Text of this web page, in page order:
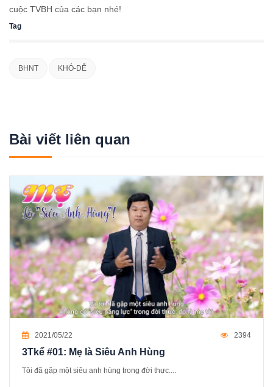
cuộc TVBH của các bạn nhé!
Tag
BHNT KHÓ-DỄ
Bài viết liên quan
2021/05/22 2394
3Tkể #01: Mẹ là Siêu Anh Hùng
Tôi đã gặp một siêu anh hùng trong đời thực....